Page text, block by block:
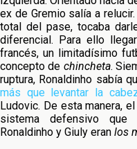
ex de Gremio salía a
total del pase, tocaba
diferencial. Para ello
francés, un limitadísimo
concepto de chincheta.
ruptura, Ronaldinho sabía
más que levantar la
Ludovic. De esta manera,
sistema defensivo
Ronaldinho y Giuly eran los